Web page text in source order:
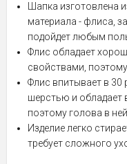
Шапка изготовлена
материала - флиса,
подойдет любым
Флис обладает
свойствами,
Флис впитывает в 30
шерстью и обладает
поэтому голова в ней
Изделие легко
требует сложного